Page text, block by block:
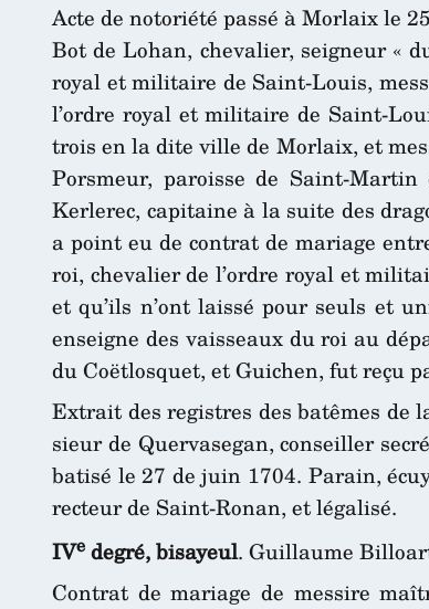
Acte de notoriété passé à Morlaix le
Bot de Lohan, chevalier, seigneur «
royal et militaire de Saint-Louis,
l’ordre royal et militaire de Saint-
trois en la dite ville de Morlaix, et
Porsmeur, paroisse de Saint-
Kerlerec, capitaine à la suite des
a point eu de contrat de mariage
roi, chevalier de l’ordre royal et
et qu’ils n’ont laissé pour seuls et
enseigne des vaisseaux du roi au
du Coëtlosquet, et Guichen, fut reçu
Extrait des registres des batêmes
sieur de Quervasegan, conseiller
batisé le 27 de juin 1704. Parain,
recteur de Saint-Ronan, et légalisé.
IVe degré, bisayeul. Guillaume
Contrat de mariage de messire